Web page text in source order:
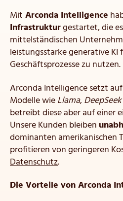
Mit Arconda Intelligence
Infrastrukturgestartet, die
mittelständischen
leistungsstarke generative KI
Geschäftsprozesse zu nutzen.
Arconda Intelligence setzt
Modelle wieLlama,DeepSeek
betreibt diese aber auf einer
Unsere Kunden bleiben
dominanten amerikanischen
profitieren von geringeren
Datenschutz.
Die Vorteile von Arconda